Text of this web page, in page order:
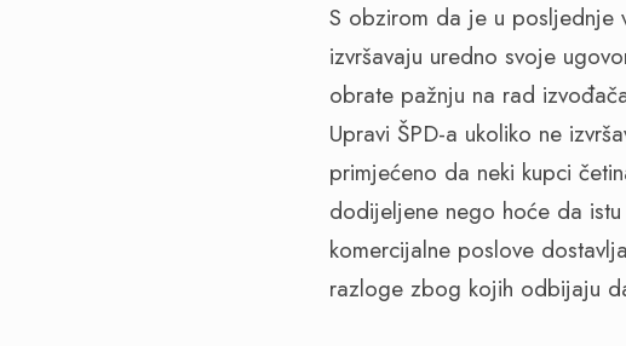
S obzirom da je u posljednje
izvršavaju uredno svoje
obrate pažnju na rad
Upravi ŠPD-a ukoliko ne
primjećeno da neki kupci
dodijeljene nego hoće da
komercijalne poslove
razloge zbog kojih odbijaju